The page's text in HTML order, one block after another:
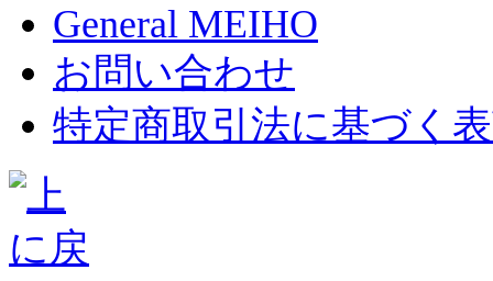
General MEIHO
お問い合わせ
特定商取引法に基づく